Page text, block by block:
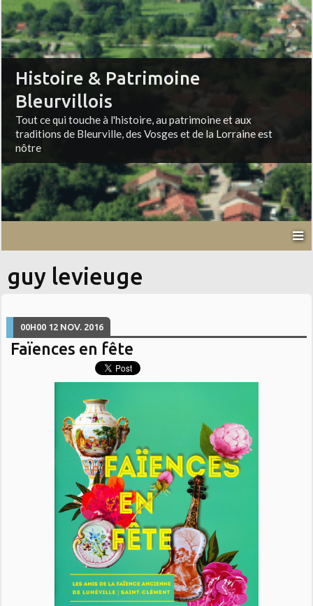
Histoire & Patrimoine
Bleurvillois
Tout ce qui touche à l'histoire, au patrimoine et aux
traditions de Bleurville, des Vosges et de la Lorraine est
nôtre
guy levieuge
00H00 12 NOV. 2016
Faïences en fête